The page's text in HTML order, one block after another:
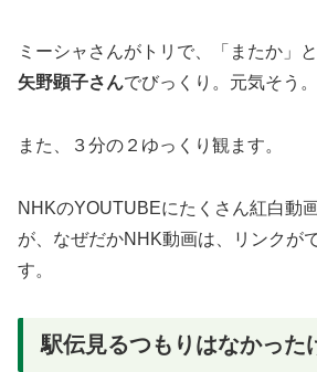
ミーシャさんがトリで、「またか」
矢野顕子さんでびっくり。元気そう。
また、３分の２ゆっくり観ます。
NHKのYOUTUBEにたくさん紅白動
が、なぜだかNHK動画は、リンクが
す。
駅伝見るつもりはなかった